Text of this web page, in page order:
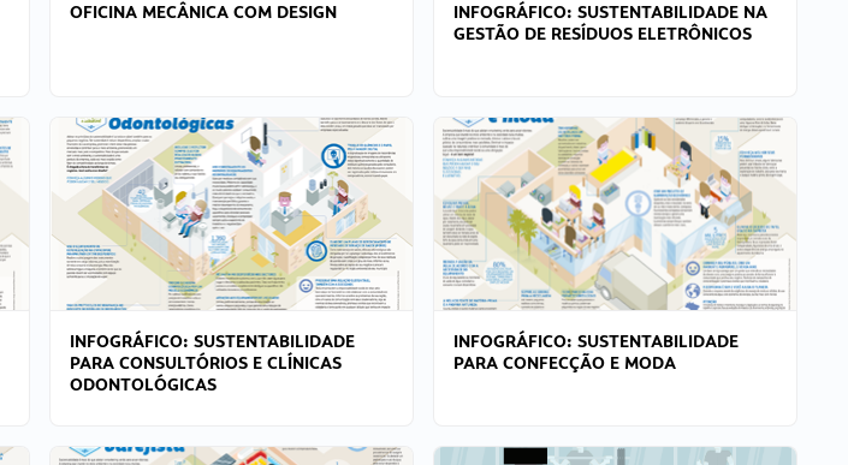
OFICINA MECÂNICA COM DESIGN
INFOGRÁFICO: SUSTENTABILIDADE NA
GESTÃO DE RESÍDUOS ELETRÔNICOS
INFOGRÁFICO: SUSTENTABILIDADE
PARA CONSULTÓRIOS E CLÍNICAS
ODONTOLÓGICAS
INFOGRÁFICO: SUSTENTABILIDADE
PARA CONFECÇÃO E MODA